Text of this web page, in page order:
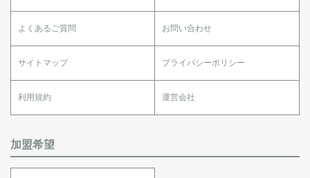
よくあるご質問 お問い合わせ
サイトマップ プライバシーポリシー
利用規約 運営会社
加盟希望